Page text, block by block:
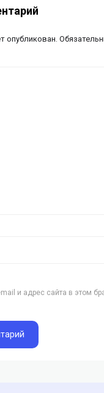
опубликован.
и адрес сайта в этом